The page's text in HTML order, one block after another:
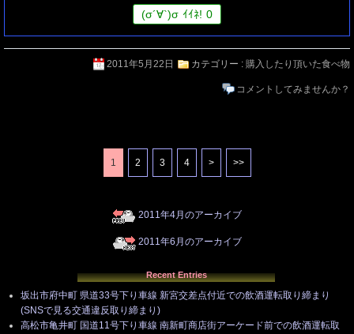
(σ´∀`)σ ｲｲﾈ! 0
2011年5月22日 カテゴリー : 購入したり頂いた食べ物
コメントしてみませんか？
1 2 3 4 > >>
2011年4月のアーカイブ
2011年6月のアーカイブ
Recent Entries
坂出市府中町 県道33号下り車線 新宮交差点付近での飲酒運転取り締まり
(SNSで見る交通違反取り締まり)
高松市亀井町 国道11号下り車線 南新町商店街アーケード前での飲酒運転取